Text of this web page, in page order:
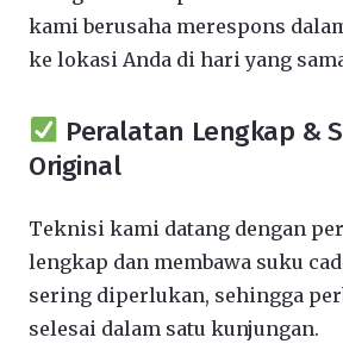
kami berusaha merespons
ke lokasi Anda di hari yang
Peralatan Lengkap &
Original
Teknisi kami datang dengan
lengkap dan membawa suku
sering diperlukan, sehingga
selesai dalam satu kunjungan.